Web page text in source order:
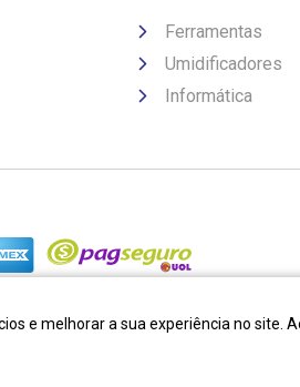
Ferramentas
Umidificadores
Informática
e melhorar a sua experiência no site.